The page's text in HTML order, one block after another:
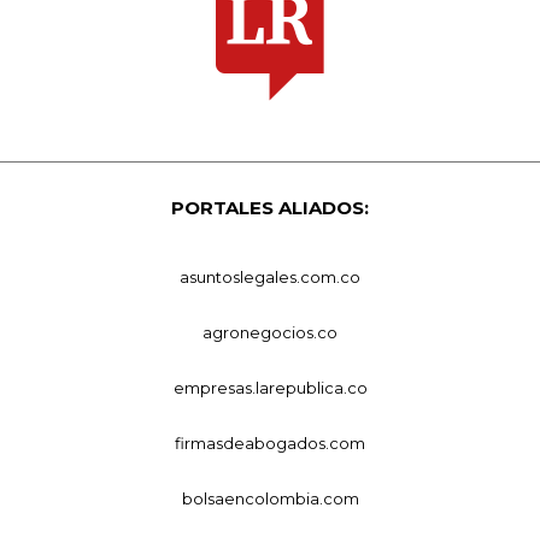
PORTALES ALIADOS:
asuntoslegales.com.co
agronegocios.co
empresas.larepublica.co
firmasdeabogados.com
bolsaencolombia.com